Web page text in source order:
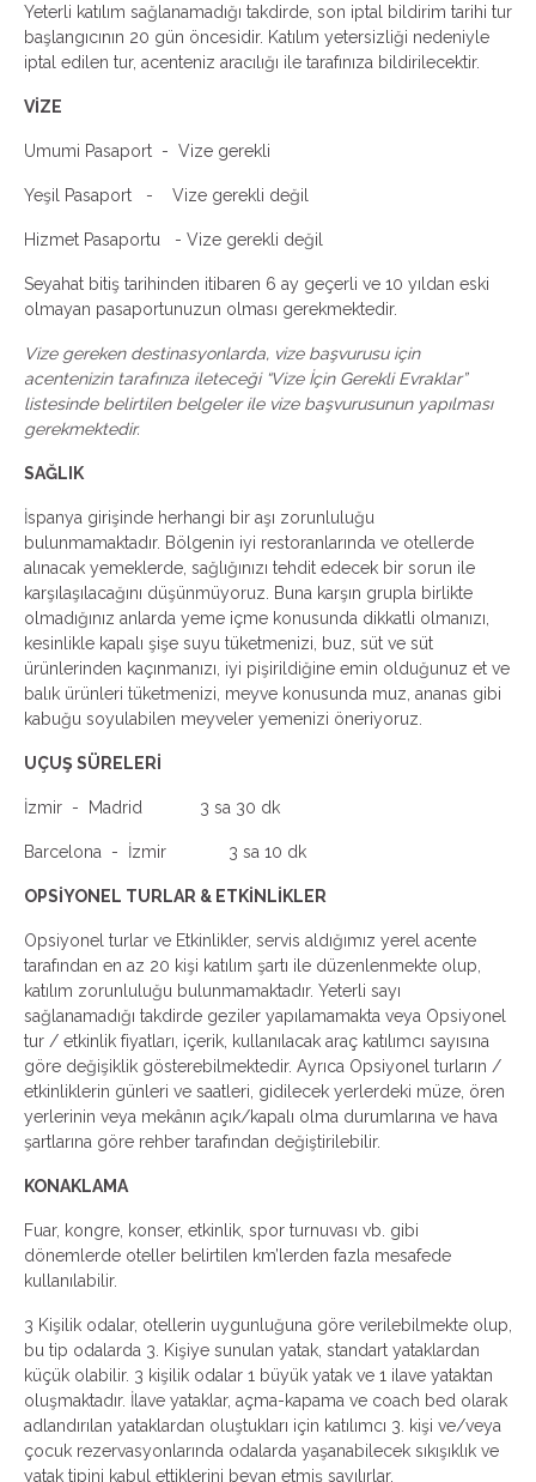
Yeterli katılım sağlanamadığı takdirde, son iptal bildirim tarihi tur
başlangıcının 20 gün öncesidir. Katılım yetersizliği nedeniyle
iptal edilen tur, acenteniz aracılığı ile tarafınıza bildirilecektir.
VİZE
Umumi Pasaport - Vize gerekli
Yeşil Pasaport - Vize gerekli değil
Hizmet Pasaportu - Vize gerekli değil
Seyahat bitiş tarihinden itibaren 6 ay geçerli ve 10 yıldan eski
olmayan pasaportunuzun olması gerekmektedir.
Vize gereken destinasyonlarda, vize başvurusu için
acentenizin tarafınıza ileteceği “Vize İçin Gerekli Evraklar”
listesinde belirtilen belgeler ile vize başvurusunun yapılması
gerekmektedir.
SAĞLIK
İspanya girişinde herhangi bir aşı zorunluluğu
bulunmamaktadır. Bölgenin iyi restoranlarında ve otellerde
alınacak yemeklerde, sağlığınızı tehdit edecek bir sorun ile
karşılaşılacağını düşünmüyoruz. Buna karşın grupla birlikte
olmadığınız anlarda yeme içme konusunda dikkatli olmanızı,
kesinlikle kapalı şişe suyu tüketmenizi, buz, süt ve süt
ürünlerinden kaçınmanızı, iyi pişirildiğine emin olduğunuz et ve
balık ürünleri tüketmenizi, meyve konusunda muz, ananas gibi
kabuğu soyulabilen meyveler yemenizi öneriyoruz.
UÇUŞ SÜRELERİ
İzmir - Madrid 3 sa 30 dk
Barcelona - İzmir 3 sa 10 dk
OPSİYONEL TURLAR & ETKİNLİKLER
Opsiyonel turlar ve Etkinlikler, servis aldığımız yerel acente
tarafından en az 20 kişi katılım şartı ile düzenlenmekte olup,
katılım zorunluluğu bulunmamaktadır. Yeterli sayı
sağlanamadığı takdirde geziler yapılamamakta veya Opsiyonel
tur / etkinlik fiyatları, içerik, kullanılacak araç katılımcı sayısına
göre değişiklik gösterebilmektedir. Ayrıca Opsiyonel turların /
etkinliklerin günleri ve saatleri, gidilecek yerlerdeki müze, ören
yerlerinin veya mekânın açık/kapalı olma durumlarına ve hava
şartlarına göre rehber tarafından değiştirilebilir.
KONAKLAMA
Fuar, kongre, konser, etkinlik, spor turnuvası vb. gibi
dönemlerde oteller belirtilen km’lerden fazla mesafede
kullanılabilir.
3 Kişilik odalar, otellerin uygunluğuna göre verilebilmekte olup,
bu tip odalarda 3. Kişiye sunulan yatak, standart yataklardan
küçük olabilir. 3 kişilik odalar 1 büyük yatak ve 1 ilave yataktan
oluşmaktadır. İlave yataklar, açma-kapama ve coach bed olarak
adlandırılan yataklardan oluştukları için katılımcı 3. kişi ve/veya
çocuk rezervasyonlarında odalarda yaşanabilecek sıkışıklık ve
yatak tipini kabul ettiklerini beyan etmiş sayılırlar.